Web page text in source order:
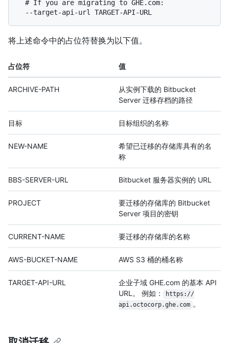
  #
If you are migrating to GHE.com:
将上述命令中的占位符替换为以下值。
占位符 值
ARCHIVE-PATH
从实例下载的 Bitbucket
Server 迁移存档的路径
目标 目标组织的名称
NEW-NAME
希望已迁移的存储库具有的名
称
BBS-SERVER-URL Bitbucket 服务器实例的 URL
PROJECT
要迁移的存储库的 Bitbucket
Server 项目的密钥
CURRENT-NAME 要迁移的存储库的名称
AWS-BUCKET-NAME AWS S3 桶的桶名称
TARGET-API-URL
企业子域 GHE.com 的基本 API
URL。 例如：
https://
api.octocorp.ghe.com 。